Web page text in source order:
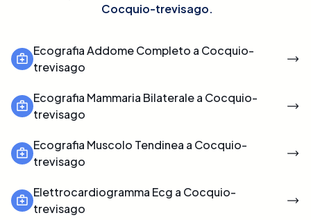
Cocquio-trevisago.
Ecografia Addome Completo a Cocquio-
trevisago
Ecografia Mammaria Bilaterale a Cocquio-
trevisago
Ecografia Muscolo Tendinea a Cocquio-
trevisago
Elettrocardiogramma Ecg a Cocquio-
trevisago